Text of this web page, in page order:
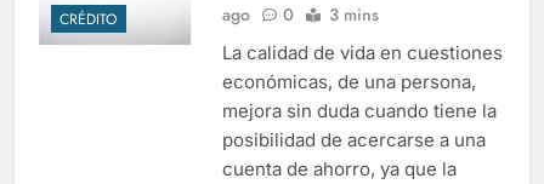
CRÉDITO
ago
0 3 mins
La calidad de vida en cuestiones
económicas, de una persona,
mejora sin duda cuando tiene la
posibilidad de acercarse a una
cuenta de ahorro, ya que la